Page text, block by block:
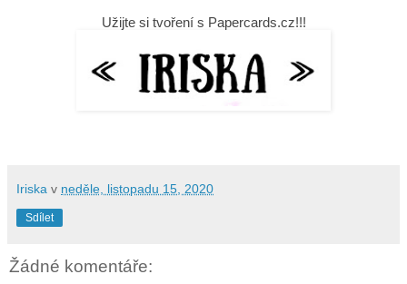
Užijte si tvoření s Papercards.cz!!!
Iriska v neděle, listopadu 15, 2020
Sdílet
Žádné komentáře: